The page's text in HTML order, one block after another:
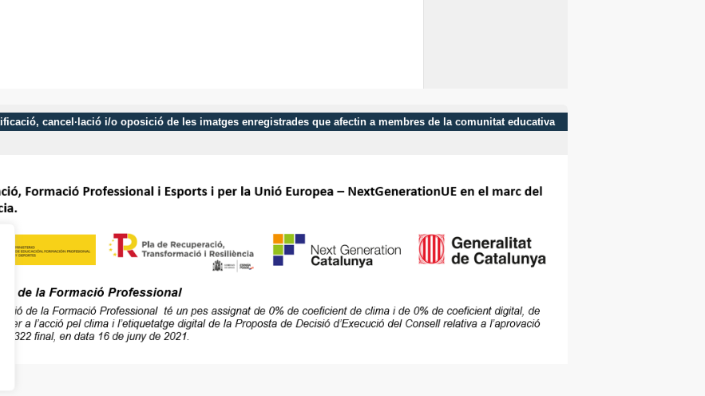
cancel·lació i/o oposició de les imatges enregistrades que afectin a membres de la comunitat educativa